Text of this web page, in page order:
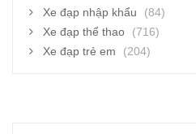
Xe đạp nhập khẩu
(84)
Xe đạp thể thao
(716)
Xe đạp trẻ em
(204)